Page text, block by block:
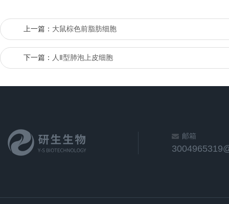
上一篇： 大鼠棕色前脂肪细胞
下一篇： 人Ⅱ型肺泡上皮细胞
邮箱